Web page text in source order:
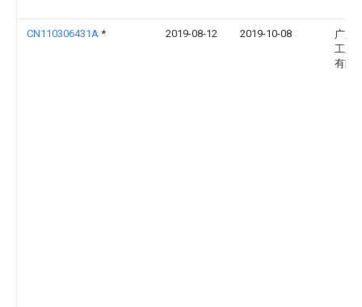
CN110306431A * 2019-08-12 2019-10-08
广东
工业
有限